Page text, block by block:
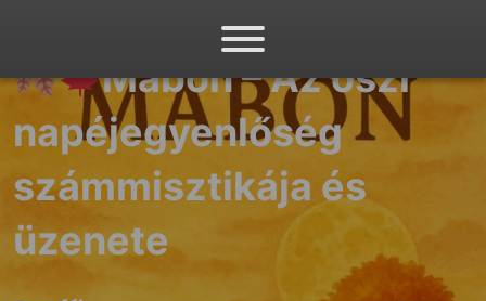
Mabon – Az őszi
napéjegyenlőség
számmisztikája és
üzenete